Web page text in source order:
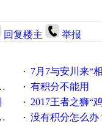
回复楼主 举报
· 7月7与安川来“
· 有积分不能用
· 2017王者之狮“鸡”情签到
· 没有积分怎么办